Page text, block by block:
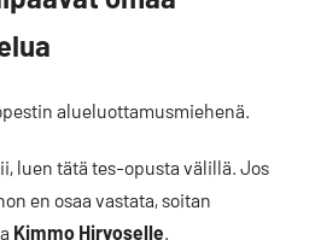
alueluottamusmiehenä.
luen tätä tes-opusta välillä. Jos
en osaa vastata, soitan
Kimmo Hirvoselle.